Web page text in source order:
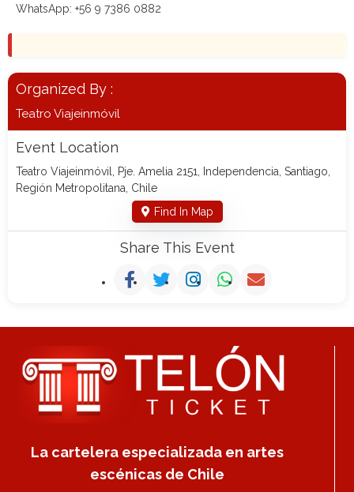
WhatsApp: +56 9 7386 0882
Organized By :
Teatro Viajeinmóvil
Event Location
Teatro Viajeinmóvil, Pje. Amelia 2151, Independencia, Santiago,
Región Metropolitana, Chile
Find In Map
Share This Event
La cartelera especializada en artes
escénicas de Chile